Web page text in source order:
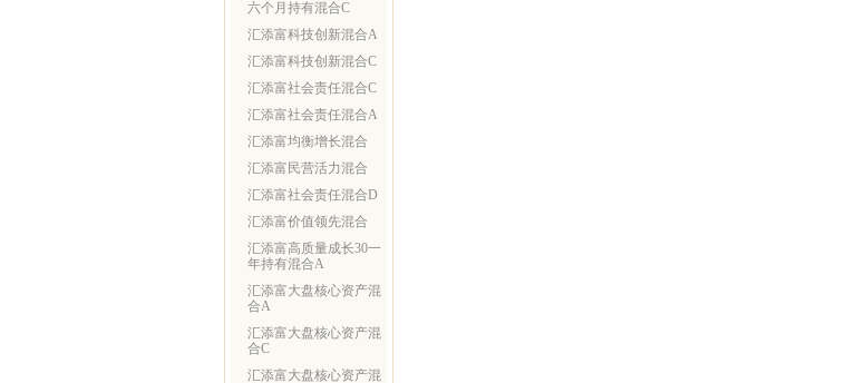
六个月持有混合C
汇添富科技创新混合A
汇添富科技创新混合C
汇添富社会责任混合C
汇添富社会责任混合A
汇添富均衡增长混合
汇添富民营活力混合
汇添富社会责任混合D
汇添富价值领先混合
汇添富高质量成长30一
年持有混合A
汇添富大盘核心资产混
合A
汇添富大盘核心资产混
合C
汇添富大盘核心资产混